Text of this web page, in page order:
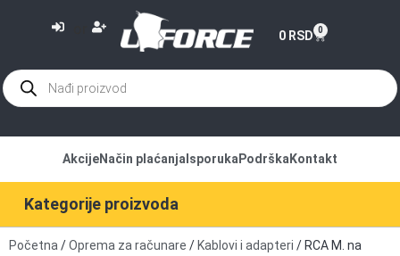
0 RSD 0
Kategorije proizvoda
AkcijeNačin plaćanja Isporuka Podrška Kontakt
Početna /Oprema za računare / Kablovi i adapteri / RCA M. na